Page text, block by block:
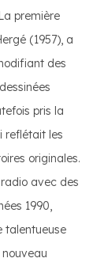
première
(1957), a
des
pris la
reflétait les
originales.
avec des
1990,
talentueuse